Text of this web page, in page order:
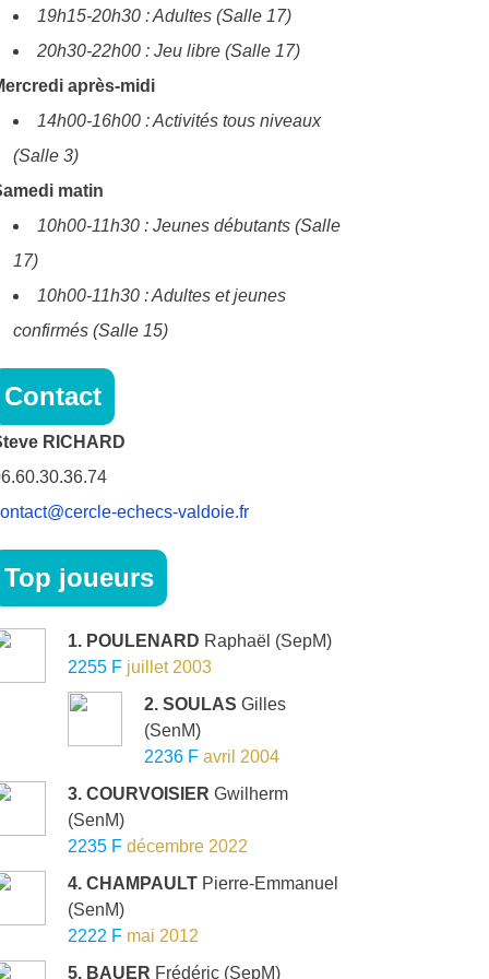
19h15-20h30 : Adultes (Salle 17)
20h30-22h00 : Jeu libre (Salle 17)
après-midi
14h00-16h00 : Activités tous niveaux
(Salle 3)
matin
10h00-11h30 : Jeunes débutants (Salle
17)
10h00-11h30 : Adultes et jeunes
confirmés (Salle 15)
Contact
RICHARD
echecs-valdoie.fr
Top joueurs
1. POULENARD Raphaël (SepM)
2255 F juillet 2003
2. SOULAS Gilles
(SenM)
2236 F avril 2004
3. COURVOISIER Gwilherm
(SenM)
2235 F décembre 2022
4. CHAMPAULT Pierre-Emmanuel
(SenM)
2222 F mai 2012
5. BAUER Frédéric(SepM)